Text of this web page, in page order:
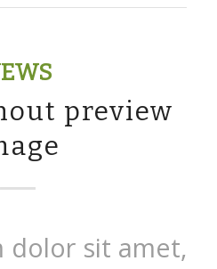
preview
dolor sit amet,